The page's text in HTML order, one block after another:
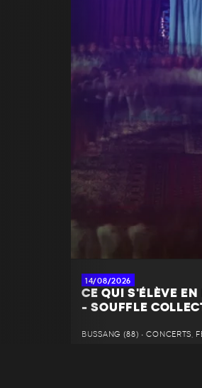
14/08/2026
CE QUI S'ÉLÈVE EN
- SOUFFLE
BUSSANG (88) • CONCERTS,